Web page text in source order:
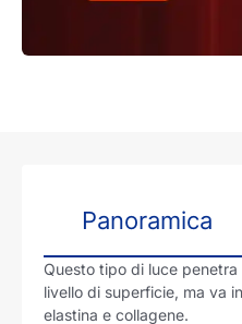
Panoramica
Questo tipo di luce
livello di superficie, ma va
elastina e collagene.